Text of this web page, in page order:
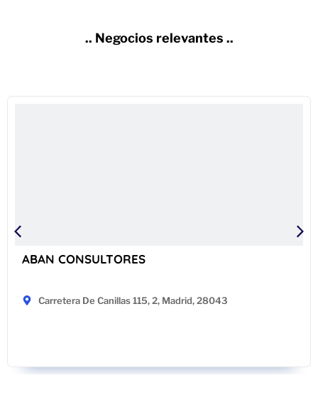
.. Negocios relevantes ..
ABAN CONSULTORES
Carretera De Canillas 115, 2, Madrid, 28043